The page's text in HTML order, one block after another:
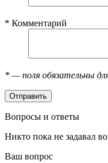
* Комментарий
* — поля обязательны
Вопросы и ответы
Никто пока не задавал
Ваш вопрос